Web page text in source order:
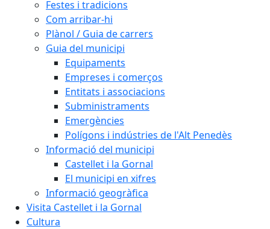
Festes i tradicions
Com arribar-hi
Plànol / Guia de carrers
Guia del municipi
Equipaments
Empreses i comerços
Entitats i associacions
Subministraments
Emergències
Polígons i indústries de l'Alt Penedès
Informació del municipi
Castellet i la Gornal
El municipi en xifres
Informació geogràfica
Visita Castellet i la Gornal
Cultura